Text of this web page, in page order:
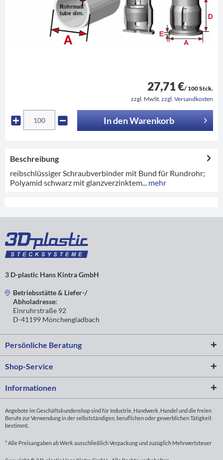
27,71 €/ 100 Stck.
zzgl. MwSt. zzgl. Versandkosten
In denWarenkorb
Beschreibung
reibschlüssiger Schraubverbinder mit Bund für Rundrohr;
Polyamid schwarz mit glanzverzinktem...
mehr
3 D-plastic Hans Kintra GmbH
Betriebsstätte & Liefer-/
Abholadresse:
Einruhrstraße 92
D-41199 Mönchengladbach
Persönliche Beratung
Shop-Service
Informationen
Angebote im Geschäftskundenshop sind für Industrie, Handwerk, Handel und die freien
Berufe zur Verwendung in der selbstständigen, beruflichen oder gewerblichen Tätigkeit
bestimmt.
* Alle Preisangaben ab Werk ausschließlich Verpackung und zuzüglich Mehrwertsteuer